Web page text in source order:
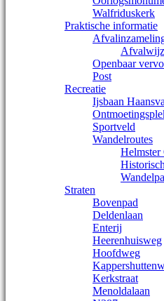
Walfriduskerk
Praktische informatie
Openbaar
Post
Recreatie
Ijsbaan
Sportveld
Wandelroutes
Helmster
Straten
Bovenpad
Deldenlaan
Enterij
Heerenhuisweg
Hoofdweg
Kerkstraat
Menoldalaan